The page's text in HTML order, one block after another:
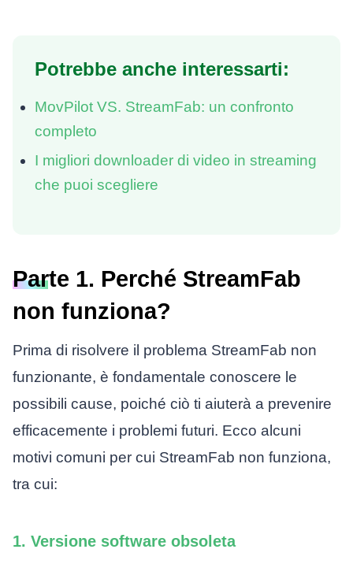
Potrebbe anche interessarti:
MovPilot VS. StreamFab: un confronto
completo
I migliori downloader di video in streaming
che puoi scegliere
Parte 1. Perché StreamFab
non funziona?
Prima di risolvere il problema StreamFab non
funzionante, è fondamentale conoscere le
possibili cause, poiché ciò ti aiuterà a prevenire
efficacemente i problemi futuri. Ecco alcuni
motivi comuni per cui StreamFab non funziona,
tra cui:
1. Versione software obsoleta